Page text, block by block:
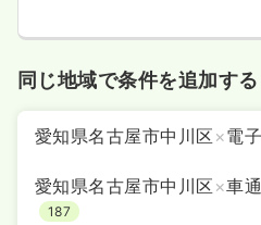
同じ地域で条件を追加する
愛知県名古屋市中川区 ×電
愛知県名古屋市中川区 ×車
187